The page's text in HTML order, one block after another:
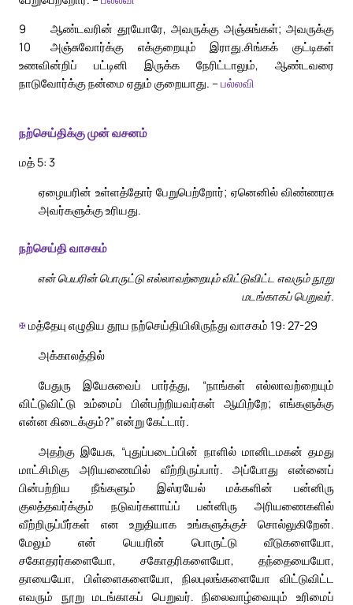
9
ஆண்டவரின் தூயோரே, அவருக்கு அஞ்சுங்கள்; அவருக்கு
அஞ்சுவோர்க்கு எக்குறையும் இராது.
10
சிங்கக் குட்டிகள்
உணவின்றிப் பட்டினி இருக்க நேரிட்டாலும், ஆண்டவரை
நாடுவோர்க்கு நன்மை ஏதும் குறையாது. – பல்லவி
நற்செய்திக்கு முன் வசனம்
மத் 5: 3
ஏழையரின் உள்ளத்தோர் பேறுபெற்றோர்; ஏனெனில் விண்ணரசு
அவர்களுக்கு உரியது.
நற்செய்தி வாசகம்
என் பெயரின் பொருட்டு எல்லாவற்றையும் விட்டுவிட்ட எவரும் நூறு
மடங்காகப் பெறுவர்.
✠மத்தேயு எழுதிய தூய நற்செய்தியிலிருந்து வாசகம் 19: 27-29
அக்காலத்தில்
பேதுரு இயேசுவைப் பார்த்து, “நாங்கள் எல்லாவற்றையும்
விட்டுவிட்டு உம்மைப் பின்பற்றியவர்கள் ஆயிற்றே; எங்களுக்கு
என்ன கிடைக்கும்?” என்று கேட்டார்.
அதற்கு இயேசு, “புதுப்படைப்பின் நாளில் மானிடமகன் தமது
மாட்சிமிகு அரியணையில் வீற்றிருப்பார். அப்போது என்னைப்
பின்பற்றிய நீங்களும் இஸ்ரயேல் மக்களின் பன்னிரு
குலத்தவர்க்கும் நடுவர்களாய்ப் பன்னிரு அரியணைகளில்
வீற்றிருப்பீர்கள் என உறுதியாக உங்களுக்குச் சொல்லுகிறேன்.
மேலும் என் பெயரின் பொருட்டு வீடுகளையோ,
சகோதரர்களையோ, சகோதரிகளையோ, தந்தையையோ,
தாயையோ, பிள்ளைகளையோ, நிலபுலங்களையோ விட்டுவிட்ட
எவரும் நூறு மடங்காகப் பெறுவர். நிலைவாழ்வையும் உரிமைப்